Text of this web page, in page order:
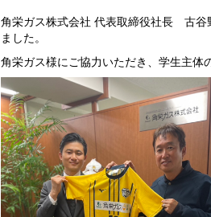
角栄ガス株式会社 代表取締役社長 古谷
ました。
角栄ガス様にご協力いただき、学生主体